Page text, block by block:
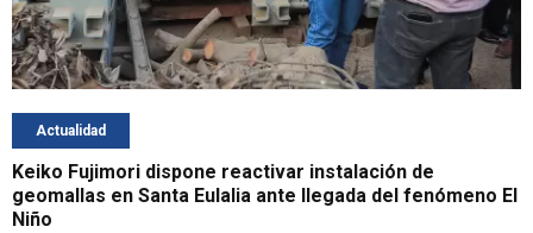
Actualidad
Keiko Fujimori dispone reactivar instalación de
geomallas en Santa Eulalia ante llegada del fenómeno El
Niño